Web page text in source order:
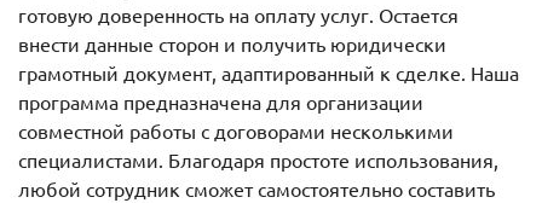
готовую доверенность на оплату услуг. Остается
внести данные сторон и получить юридически
грамотный документ, адаптированный к сделке. Наша
программа предназначена для организации
совместной работы с договорами несколькими
специалистами. Благодаря простоте использования,
любой сотрудник сможет самостоятельно составить